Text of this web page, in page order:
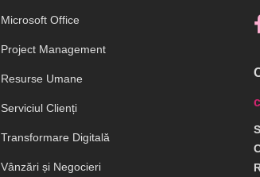
Microsoft Office
Project Management
Resurse Umane
Serviciul Clienți
Transformare Digitală
Vânzări și Negocieri